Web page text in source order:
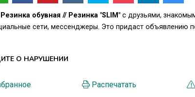
Резинка обувная // Резинка "SLIM" с друзьями,
сети, мессенджеры. Это придаст объявлению
О НАРУШЕНИИ
Распечатать